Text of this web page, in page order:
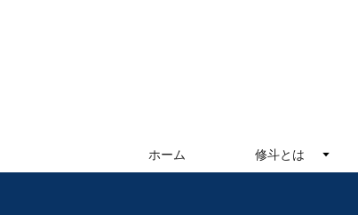
ホーム 修斗とは